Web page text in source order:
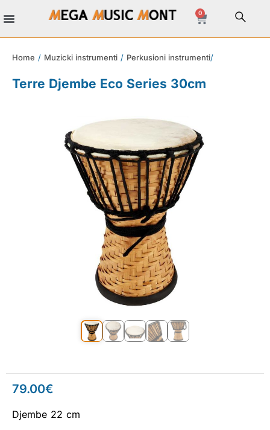
0
Home / Muzicki instrumenti / Perkusioni instrumenti/
Terre Djembe Eco Series 30cm
79.00€
Djembe 22 cm